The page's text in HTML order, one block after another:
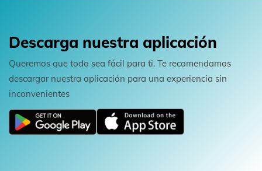
Descarga nuestra aplicación
Queremos que todo sea fácil para ti. Te recomendamos
descargar nuestra aplicación para una experiencia sin
inconvenientes